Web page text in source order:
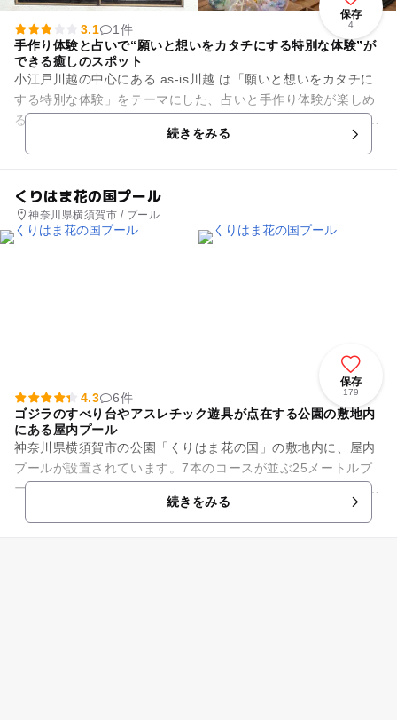
保存
4
3.1
1件
手作り体験と占いで“願いと想いをカタチにする特別な体験”が
できる癒しのスポット
小江戸川越の中心にある as-is川越 は「願いと想いをカタチに
する特別な体験」をテーマにした、占いと手作り体験が楽しめ
る小さな体験型ショップです。 観光の途中でも、地元の方の日
続きをみる
くりはま花の国プール
神奈川県横須賀市 / プール
保存
179
4.3
6件
ゴジラのすべり台やアスレチック遊具が点在する公園の敷地内
にある屋内プール
神奈川県横須賀市の公園「くりはま花の国」の敷地内に、屋内
プールが設置されています。7本のコースが並ぶ25メートルプ
ールと、幼児用プール、訓練用プールがあります。 屋内にある
続きをみる